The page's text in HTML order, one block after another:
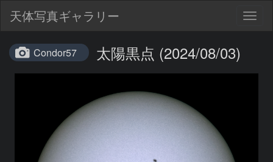
天体写真ギャラリー
Condor57 太陽黒点 (2024/08/03)